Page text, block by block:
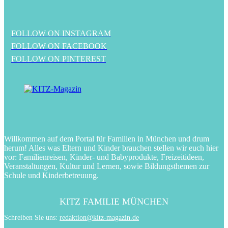
FOLLOW ON INSTAGRAM
FOLLOW ON FACEBOOK
FOLLOW ON PINTEREST
Willkommen auf dem Portal für Familien in München und drum
herum! Alles was Eltern und Kinder brauchen stellen wir euch hier
vor: Familienreisen, Kinder- und Babyprodukte, Freizeitideen,
Veranstaltungen, Kultur und Lernen, sowie Bildungsthemen zur
Schule und Kinderbetreuung.
KITZ FAMILIE MÜNCHEN
Schreiben Sie uns: redaktion@kitz-magazin.de